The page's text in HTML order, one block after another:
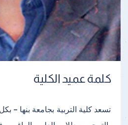
كلمة عميد الكلية
تسعد كلية التربية بجامعة بنها –